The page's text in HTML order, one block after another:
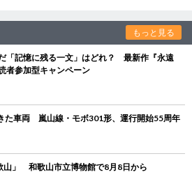
もっと見る
「記憶に残る一文」はどれ？ 最新作『永遠
者参加型キャンペーン
た車両 嵐山線・モボ301形、運行開始55周年
山」 和歌山市立博物館で8月8日から